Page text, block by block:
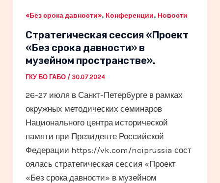
«Без срока давности», Конференции, Новости
Стратегическая сессия «Проект
«Без срока давности» в
музейном пространстве».
ГКУ БО ГАБО / 30.07.2024
26-27 июля в Санкт-Петербурге в рамках
окружных методических семинаров
Национального центра исторической
памяти при Президенте Российской
Федерации https://vk.com/nciprussia сост
оялась стратегическая сессия «Проект
«Без срока давности» в музейном